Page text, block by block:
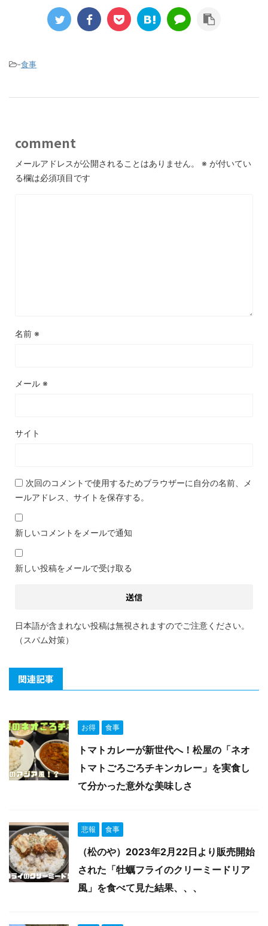
-食事
comment
メールアドレスが公開されることはありません。 ※ が付いてい
る欄は必須項目です
名前 ※
メール ※
サイト
次回のコメントで使用するためブラウザーに自分の名前、メ
ールアドレス、サイトを保存する。
新しいコメントをメールで通知
新しい投稿をメールで受け取る
日本語が含まれない投稿は無視されますのでご注意ください。
（スパム対策）
関連記事
お得 食事
トマトカレーが新世代へ！松屋の「ネオ
トマトごろごろチキンカレー」を実食し
て分かった意外な美味しさ
悲報 食事
（松のや）2023年2月22日より販売開始
された「牡蠣フライのクリーミードリア
風」を食べて見た結果、、、